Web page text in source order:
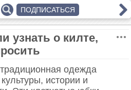
узнать о килте,
одежда
истории и
ПОДПИСАТЬСЯ